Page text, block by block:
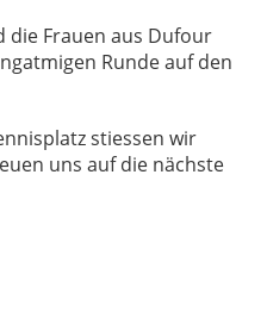
die Frauen aus Dufour
Runde auf den
stiessen wir
uns auf die nächste